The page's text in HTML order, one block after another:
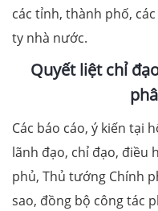
các tỉnh, thành phố,
ty nhà nước.
Quyết liệt chỉ
Các báo cáo, ý kiến tại
lãnh đạo, chỉ đạo, điều
phủ, Thủ tướng Chính
sao, đồng bộ công tác